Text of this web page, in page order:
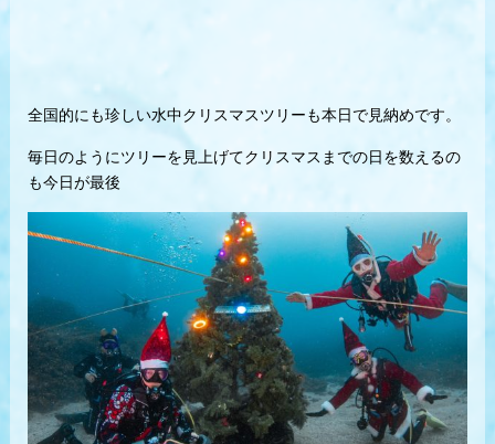
全国的にも珍しい水中クリスマスツリーも本日で見納めです。
毎日のようにツリーを見上げてクリスマスまでの日を数えるの
も今日が最後